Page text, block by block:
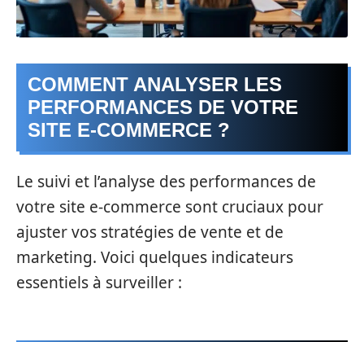
COMMENT ANALYSER LES
PERFORMANCES DE VOTRE
SITE E-COMMERCE ?
Le suivi et l’analyse des performances de
votre site e-commerce sont cruciaux pour
ajuster vos stratégies de vente et de
marketing. Voici quelques indicateurs
essentiels à surveiller :